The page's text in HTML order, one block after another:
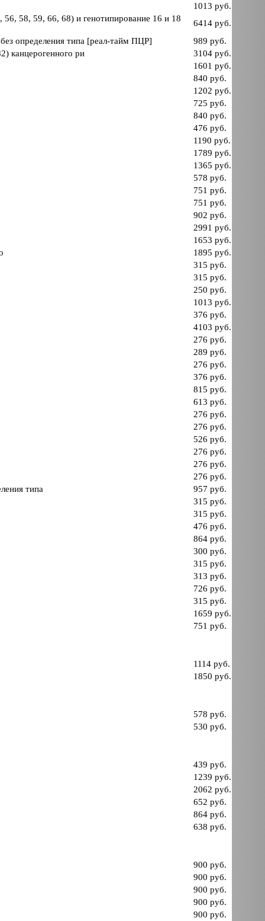
1013 руб.
56, 58, 59, 66, 68) и генотипирование 16 и 18
6414 руб.
определения типа [реал-тайм ПЦР]
989 руб.
канцерогенного ри
3104 руб.
1601 руб.
840 руб.
1202 руб.
725 руб.
840 руб.
476 руб.
1190 руб.
1789 руб.
1365 руб.
578 руб.
751 руб.
751 руб.
902 руб.
2991 руб.
1653 руб.
1895 руб.
315 руб.
315 руб.
250 руб.
1013 руб.
376 руб.
4103 руб.
276 руб.
289 руб.
276 руб.
376 руб.
815 руб.
613 руб.
276 руб.
276 руб.
526 руб.
276 руб.
276 руб.
276 руб.
типа
957 руб.
315 руб.
315 руб.
476 руб.
864 руб.
300 руб.
315 руб.
313 руб.
726 руб.
315 руб.
1659 руб.
751 руб.
1114 руб.
1850 руб.
578 руб.
530 руб.
439 руб.
1239 руб.
2062 руб.
652 руб.
864 руб.
638 руб.
900 руб.
900 руб.
900 руб.
900 руб.
900 руб.